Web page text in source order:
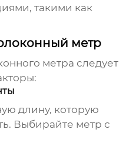
такими как
метр
метра следует
длину, которую
Выбирайте метр с